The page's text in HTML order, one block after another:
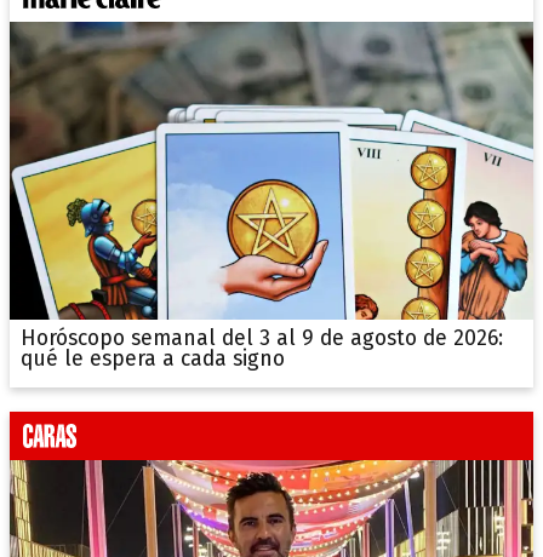
Horóscopo semanal del 3 al 9 de agosto de 2026:
qué le espera a cada signo